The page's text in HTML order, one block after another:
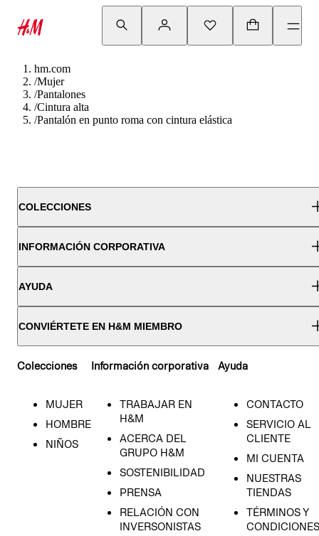
hm.com
/Mujer
/Pantalones
/Cintura alta
/Pantalón en punto roma con cintura elástica
COLECCIONES
INFORMACIÓN CORPORATIVA
AYUDA
CONVIÉRTETE EN H&M MIEMBRO
Colecciones
MUJER
HOMBRE
NIÑOS
Información corporativa
TRABAJAR EN
H&M
ACERCA DEL
GRUPO H&M
SOSTENIBILIDAD
PRENSA
RELACIÓN CON
INVERSONISTAS
Ayuda
CONTACTO
SERVICIO AL
CLIENTE
MI CUENTA
NUESTRAS
TIENDAS
TÉRMINOS Y
CONDICIONES